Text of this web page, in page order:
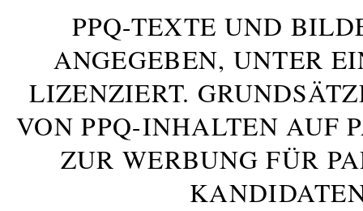
PPQ-TEXTE UND
ANGEGEBEN, UNTER
LIZENZIERT.
VON PPQ-INHALTEN AUF
ZUR WERBUNG FÜR